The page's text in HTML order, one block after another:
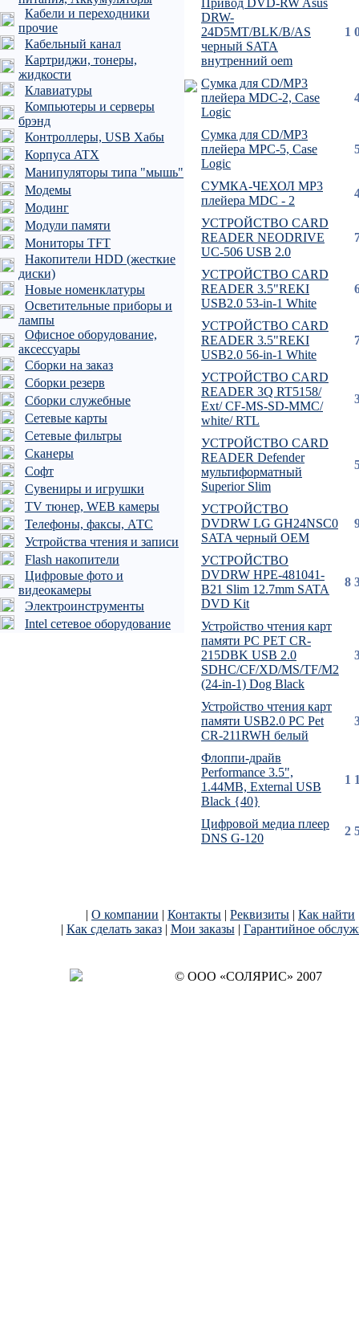
Кабели и переходники
прочие
Кабельный канал
Картриджи, тонеры,
жидкости
Клавиатуры
Компьютеры и серверы
брэнд
Контроллеры, USB Хабы
Корпуса ATX
Манипуляторы типа "мышь"
Модемы
Модинг
Модули памяти
Мониторы TFT
Накопители HDD (жесткие
диски)
Новые номенклатуры
Осветительные приборы и
лампы
Офисное оборудование,
аксессуары
Сборки на заказ
Сборки резерв
Сборки служебные
Сетевые карты
Сетевые фильтры
Сканеры
Софт
Сувениры и игрушки
TV тюнер, WEB камеры
Телефоны, факсы, АТС
Устройства чтения и записи
Flash накопители
Цифровые фото и
видеокамеры
Электроинструменты
Intel сетевое оборудование
Привод DVD-RW Asus
DRW-
24D5MT/BLK/B/AS
черный SATA
внутренний oem
1
Сумка для CD/MP3
плейера MDC-2, Case
Logic
Сумка для CD/MP3
плейера MPC-5, Case
Logic
СУМКА-ЧЕХОЛ MP3
плейера MDC - 2
УСТРОЙСТВО CARD
READER NEODRIVE
UC-506 USB 2.0
УСТРОЙСТВО CARD
READER 3.5"REKI
USB2.0 53-in-1 White
УСТРОЙСТВО CARD
READER 3.5"REKI
USB2.0 56-in-1 White
УСТРОЙСТВО CARD
READER 3Q RT5158/
Ext/ CF-MS-SD-MMC/
white/ RTL
УСТРОЙСТВО CARD
READER Defender
мультиформатный
Superior Slim
УСТРОЙСТВО
DVDRW LG GH24NSC0
SATA черный OEM
УСТРОЙСТВО
DVDRW HPE-481041-
B21 Slim 12.7mm SATA
DVD Kit
8
Устройство чтения карт
памяти PC PET CR-
215DBK USB 2.0
SDHC/CF/XD/MS/TF/M2
(24-in-1) Dog Black
Устройство чтения карт
памяти USB2.0 PC Pet
CR-211RWH белый
Флоппи-драйв
Performance 3.5",
1.44MB, External USB
Black {40}
1
Цифровой медиа плеер
DNS G-120
2
| О компании | Контакты | Реквизиты | Как найти
| Как сделать заказ| Мои заказы| Гарантийное
© OОO «СОЛЯРИС» 2007